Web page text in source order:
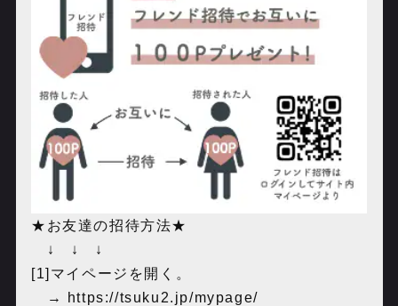
★お友達の招待方法★
↓ ↓ ↓
[1]マイページを開く。
→ ‪https://tsuku2.jp/mypage/‬